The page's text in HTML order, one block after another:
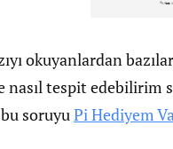
okuyanlardan
nasıl tespit edebilirim
soruyuPi Hediyem